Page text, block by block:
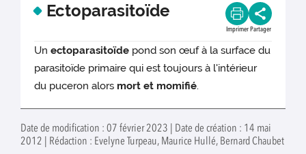
Ectoparasitoïde
Imprimer Partager
Unectoparasitoïde pond son œuf à la surface du
parasitoïde primaire qui est toujours à l'intérieur
du puceron alors mort et momifié.
Date de modification : 07 février 2023 | Date de création : 14 mai
2012 | Rédaction : Evelyne Turpeau, Maurice Hullé, Bernard Chaubet